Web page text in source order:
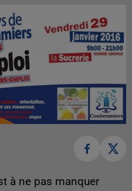
à ne pas manquer